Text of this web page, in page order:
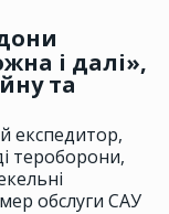
і далі»,
та
експедитор,
тероборони,
обслуги САУ